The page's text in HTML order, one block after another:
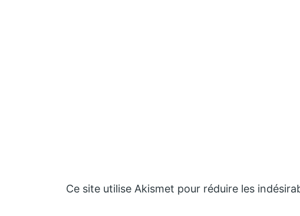
Ce site utilise Akismet pour réduire les